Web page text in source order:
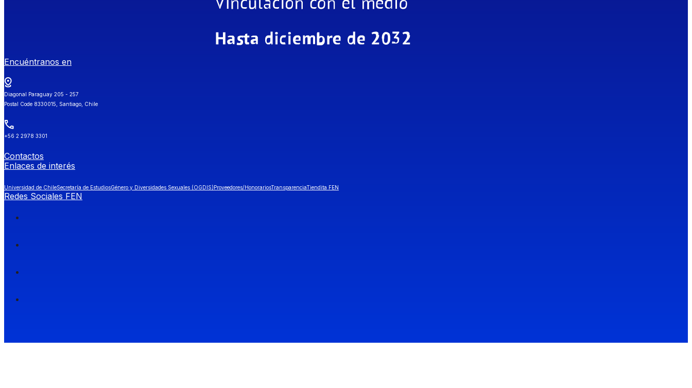
Encuéntranos en
Diagonal Paraguay 205 - 257
Postal Code 8330015, Santiago, Chile
+56 2 2978 3301
Contactos
Enlaces de interés
Universidad de ChileSecretaría de EstudiosGénero y Diversidades Sexuales (OGDIS)Proveedores/HonorariosTransparenciaTiendita FEN
Redes Sociales FEN